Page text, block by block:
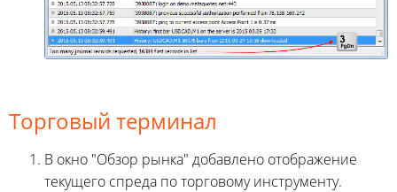
Торговый терминал
В окно "Обзор рынка" добавлено отображение
текущего спреда по торговому инструменту.